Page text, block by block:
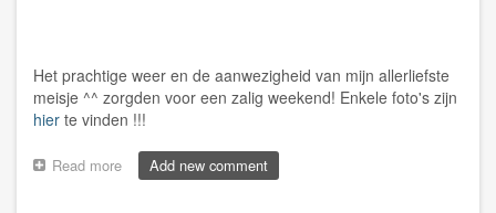
Het prachtige weer en de aanwezigheid van mijn allerliefste
meisje ^^ zorgden voor een zalig weekend! Enkele foto's zijn
hier te vinden !!!
Read more about
[Album]
Add new comment